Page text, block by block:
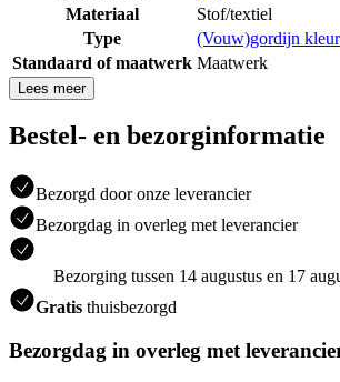
Materiaal
Stof/textiel
Type
(Vouw)gordijn
Standaard of maatwerk Maatwerk
Lees meer
Bestel- en bezorginformatie
Bezorgd door onze leverancier
Bezorgdag in overleg met leverancier
Bezorging tussen 14 augustus en 17
Gratis thuisbezorgd
Bezorgdag in overleg met